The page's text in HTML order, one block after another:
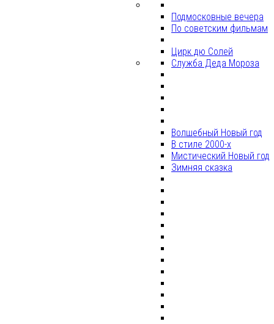
Подмосковные вечера
По советским фильмам
Цирк дю Солей
Служба Деда Мороза
Волшебный Новый год
В стиле 2000-х
Мистический Новый год
Зимняя сказка